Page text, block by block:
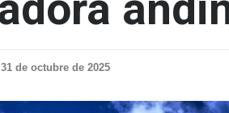
31 de octubre de 2025